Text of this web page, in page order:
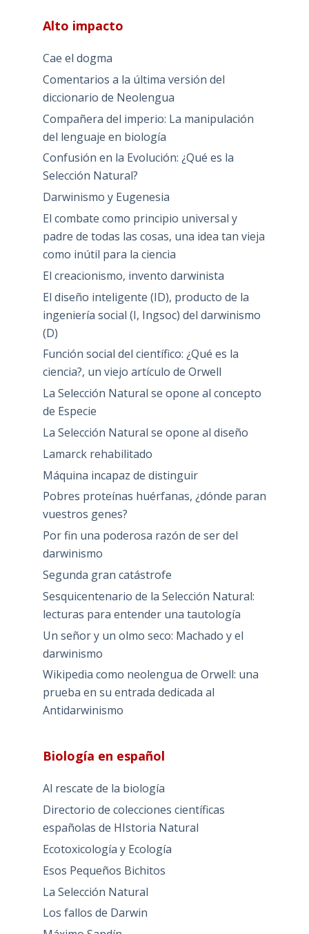
Alto impacto
Cae el dogma
Comentarios a la última versión del
diccionario de Neolengua
Compañera del imperio: La manipulación
del lenguaje en biología
Confusión en la Evolución: ¿Qué es la
Selección Natural?
Darwinismo y Eugenesia
El combate como principio universal y
padre de todas las cosas, una idea tan vieja
como inútil para la ciencia
El creacionismo, invento darwinista
El diseño inteligente (ID), producto de la
ingeniería social (I, Ingsoc) del darwinismo
(D)
Función social del científico: ¿Qué es la
ciencia?, un viejo artículo de Orwell
La Selección Natural se opone al concepto
de Especie
La Selección Natural se opone al diseño
Lamarck rehabilitado
Máquina incapaz de distinguir
Pobres proteínas huérfanas, ¿dónde paran
vuestros genes?
Por fin una poderosa razón de ser del
darwinismo
Segunda gran catástrofe
Sesquicentenario de la Selección Natural:
lecturas para entender una tautología
Un señor y un olmo seco: Machado y el
darwinismo
Wikipedia como neolengua de Orwell: una
prueba en su entrada dedicada al
Antidarwinismo
Biología en español
Al rescate de la biología
Directorio de colecciones científicas
españolas de HIstoria Natural
Ecotoxicología y Ecología
Esos Pequeños Bichitos
La Selección Natural
Los fallos de Darwin